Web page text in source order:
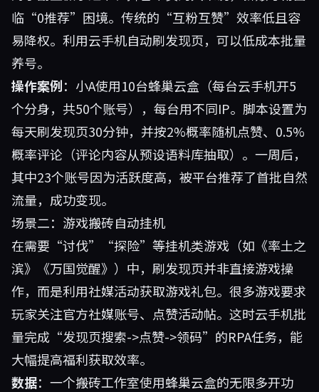
临“0推荐”困境。传统的“互粉互赞”效率低且容
易降权。利用云手机自动刷发现页，可以低成本批量
养号。
操作案例：小A使用10台蜂巢云盒（每台云手机开5
个分身，共50个账号），每台用不同IP。脚本设置为
每天刷发现页30分钟，并按2%概率随机点赞、0.5%
概率评论（评论内容从预设语料库抽取）。一周后，
其中23个账号因为活跃度高，被平台推荐了首批自然
流量，成功变现。
场景二：游戏搬砖自动挂机
在需要“讨伐”“探险”等挂机类游戏（如《率土之
滨》《万国觉醒》）中，刷发现页并非直接游戏操
作，而是利用社媒活动获取游戏礼包。很多游戏要求
玩家关注官方社媒账号、点赞活动帖。这时云手机批
量完成“发现页搜索->点赞->领码”的RPA任务，能
大幅提高福利获取效率。
数据：一个搬砖工作室使用蜂巢云盒的无限多开功